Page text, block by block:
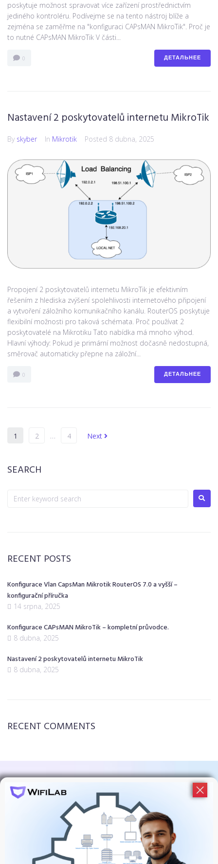
poskytuje možnost spravovat více zařízení prostřednictvím
jediného kontroléru. Podívejme se na tento nástroj blíže a
zejména se zaměřme na "konfiguraci CAPsMAN MikroTik". Proč je
to nutné CAPsMAN MikroTik V části...
0 ДЕТАЛЬНЕЕ
Nastavení 2 poskytovatelů internetu MikroTik
By skyber In Mikrotik Posted 8 dubna, 2025
Propojení 2 poskytovatelů internetu MikroTik je efektivním
řešením z hlediska zvýšení spolehlivosti internetového připojení
a vytvoření záložního komunikačního kanálu. RouterOS poskytuje
flexibilní možnosti pro taková schémata. Proč používat 2
poskytovatelé na Mikrotiku Tato nabídka má mnoho výhod.
Hlavní výhody: Pokud je primární možnost dočasně nedostupná,
směrovač automaticky přepne na záložní...
0 ДЕТАЛЬНЕЕ
1 2 … 4 Next
SEARCH
RECENT POSTS
Konfigurace Vlan CapsMan Mikrotik RouterOS 7.0 a vyšší –
konfigurační příručka
14 srpna, 2025
Konfigurace CAPsMAN MikroTik – kompletní průvodce.
8 dubna, 2025
Nastavení 2 poskytovatelů internetu MikroTik
8 dubna, 2025
RECENT COMMENTS
Подпишитесь На Обновления
WiFiLab!
У нас много событий и активностей, узнавайте об
этом первыми!